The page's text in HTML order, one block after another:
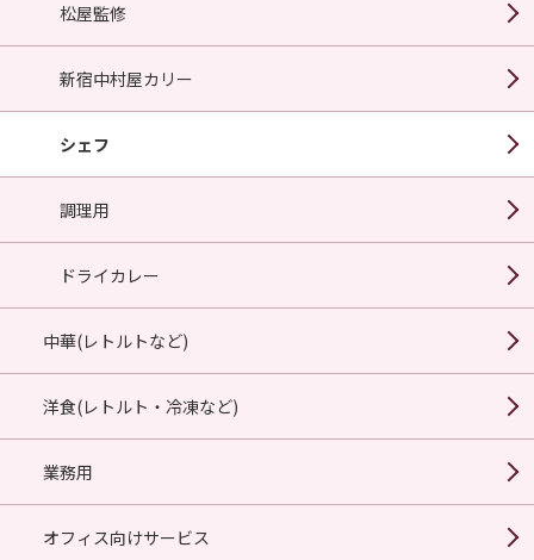
松屋監修
新宿中村屋カリー
シェフ
調理用
ドライカレー
中華(レトルトなど)
洋食(レトルト・冷凍など)
業務用
オフィス向けサービス